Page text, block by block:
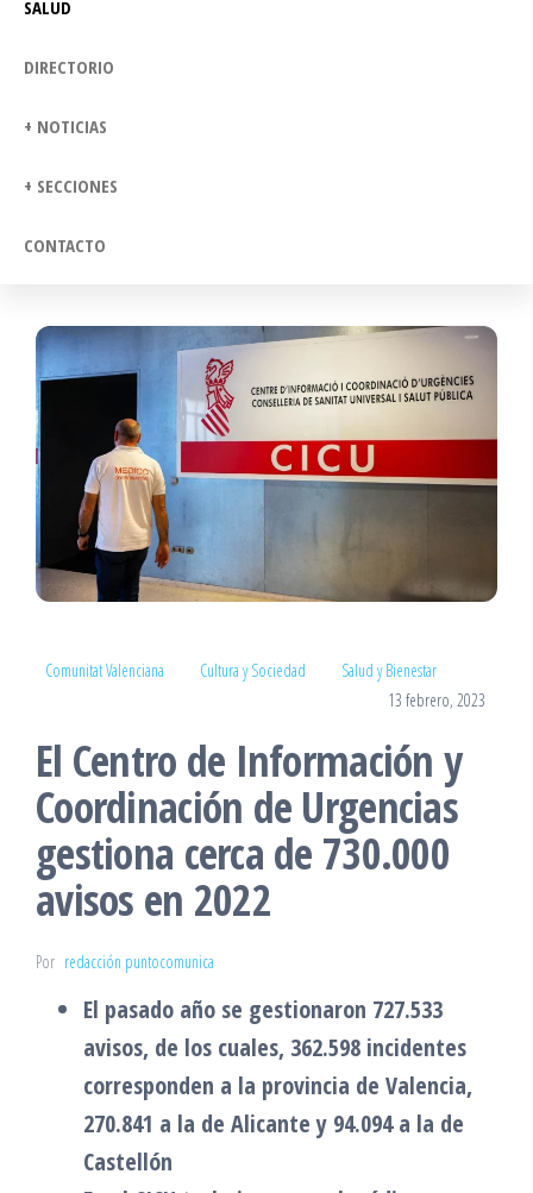
SALUD
DIRECTORIO
+ NOTICIAS
+ SECCIONES
CONTACTO
Comunitat Valenciana Cultura y Sociedad
Salud y Bienestar
13 febrero, 2023
El Centro de Información y
Coordinación de Urgencias
gestiona cerca de 730.000
avisos en 2022
Por redacción puntocomunica
El pasado año se gestionaron 727.533
avisos, de los cuales, 362.598 incidentes
corresponden a la provincia de Valencia,
270.841 a la de Alicante y 94.094 a la de
Castellón